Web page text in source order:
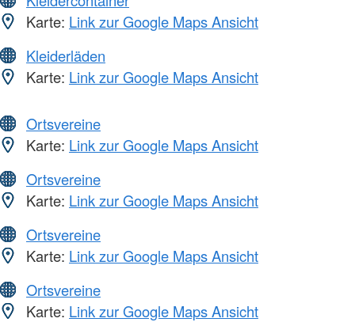
Karte: Link zur Google Maps Ansicht
Kleiderläden
Karte: Link zur Google Maps Ansicht
Ortsvereine
Karte: Link zur Google Maps Ansicht
Ortsvereine
Karte: Link zur Google Maps Ansicht
Ortsvereine
Karte: Link zur Google Maps Ansicht
Ortsvereine
Karte: Link zur Google Maps Ansicht